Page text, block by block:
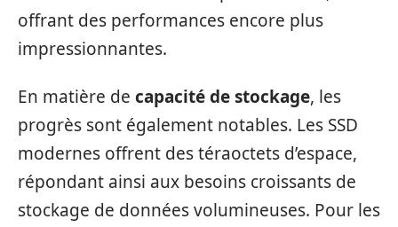
offrant des performances encore plus
impressionnantes.
En matière de capacité de stockage, les
progrès sont également notables. Les SSD
modernes offrent des téraoctets d’espace,
répondant ainsi aux besoins croissants de
stockage de données volumineuses. Pour les